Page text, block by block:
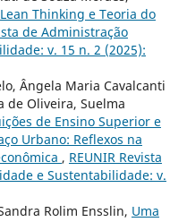
Lean Thinking e Teoria do
de Administração
v. 15 n. 2 (2025):
Ângela Maria Cavalcanti
de Oliveira, Suelma
de Ensino Superior e
Urbano: Reflexos na
, REUNIR Revista
e Sustentabilidade: v.
Rolim Ensslin, Uma